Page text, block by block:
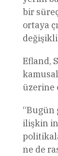
bir
ortaya
Efland,
üzerine
“Bugün
ilişkin
ne de